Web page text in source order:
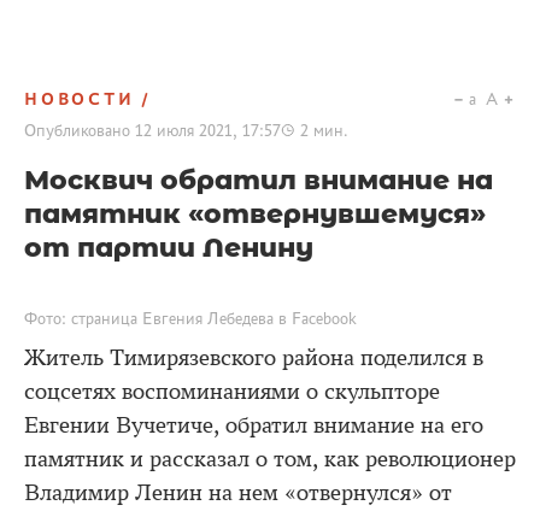
НОВОСТИ
Опубликовано 12 июля 2021, 17:57 2 мин.
a A
Москвич обратил внимание на
памятник «отвернувшемуся»
от партии Ленину
Фото: страница Евгения Лебедева в Facebook
Житель Тимирязевского района поделился в
соцсетях воспоминаниями о скульпторе
Евгении Вучетиче, обратил внимание на его
памятник и рассказал о том, как революционер
Владимир Ленин на нем «отвернулся» от